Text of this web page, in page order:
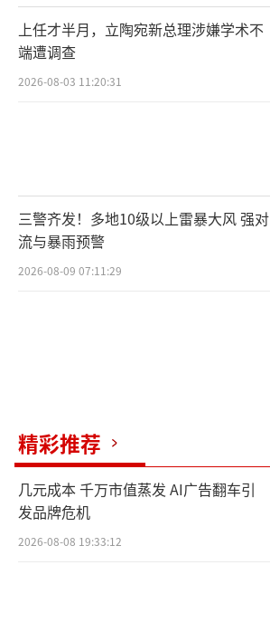
上任才半月，立陶宛新总理涉嫌学术不
端遭调查
2026-08-03 11:20:31
三警齐发！多地10级以上雷暴大风 强对
流与暴雨预警
2026-08-09 07:11:29
精彩推荐
几元成本 千万市值蒸发 AI广告翻车引
发品牌危机
2026-08-08 19:33:12